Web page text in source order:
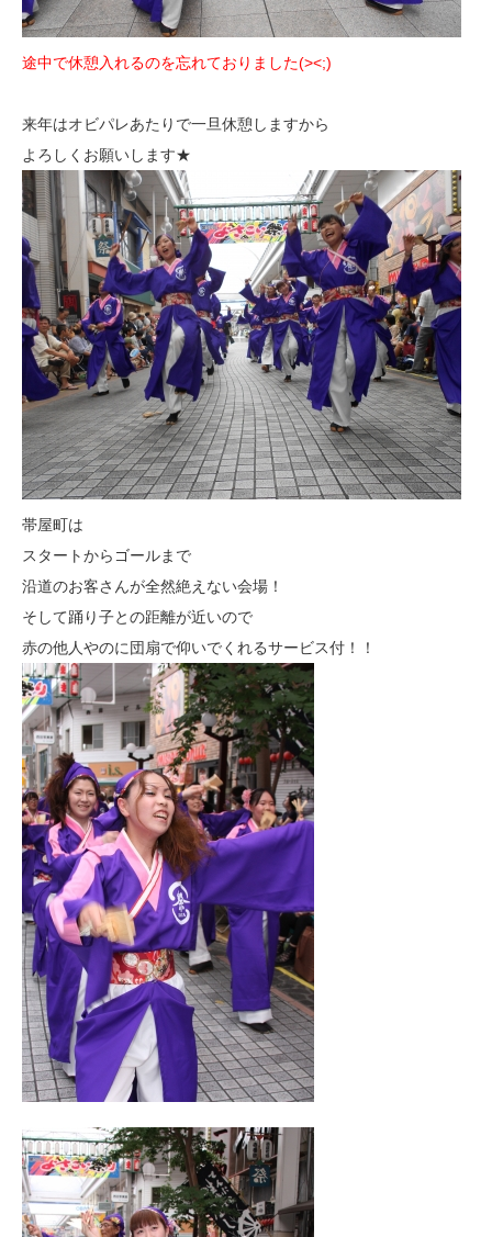
途中で休憩入れるのを忘れておりました(><;)
来年はオビパレあたりで一旦休憩しますから
よろしくお願いします★
帯屋町は
スタートからゴールまで
沿道のお客さんが全然絶えない会場！
そして踊り子との距離が近いので
赤の他人やのに団扇で仰いでくれるサービス付！！